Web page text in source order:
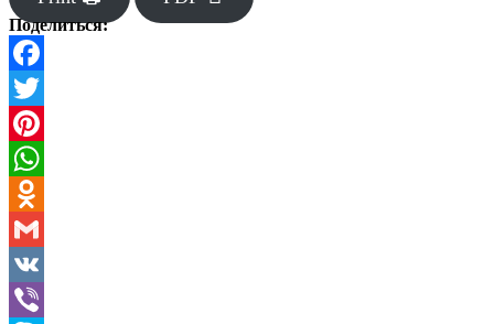
Поделиться:
Facebook
Twitter
Pinterest
WhatsApp
Odnoklassniki
Gmail
VK